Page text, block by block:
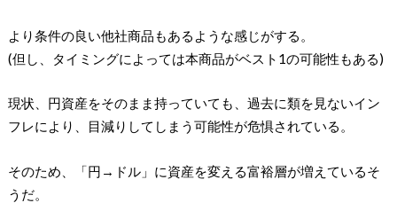
より条件の良い他社商品もあるような感じがする。
(但し、タイミングによっては本商品がベスト1の可能性もある)
現状、円資産をそのまま持っていても、過去に類を見ないイン
フレにより、目減りしてしまう可能性が危惧されている。
そのため、「円→ドル」に資産を変える富裕層が増えているそ
うだ。